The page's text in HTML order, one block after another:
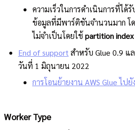
ความเร็วในการดำเนินการที่ได้
ข้อมูลที่มีพาร์ติชันจำนวนมาก โ
ไม่จำเป็นโดยใช้partition index
End of support สำหรับ Glue 0.9 แ
วันที่ 1 มิถุนายน 2022
การโอนย้ายงาน AWS Glue ไปยั
Worker Type